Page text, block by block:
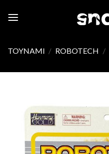
TOYNAMI / ROBOTECH /